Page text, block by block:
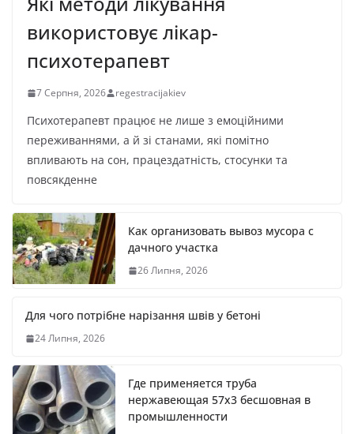
використовує лікар-
психотерапевт
7 Серпня, 2026 regestracijakiev
Психотерапевт працює не лише з емоційними
переживаннями, а й зі станами, які помітно
впливають на сон, працездатність, стосунки та
повсякденне
Как организовать вывоз мусора с
дачного участка
26 Липня, 2026
Для чого потрібне нарізання швів у бетоні
24 Липня, 2026
Где применяется труба
нержавеющая 57х3 бесшовная в
промышленности